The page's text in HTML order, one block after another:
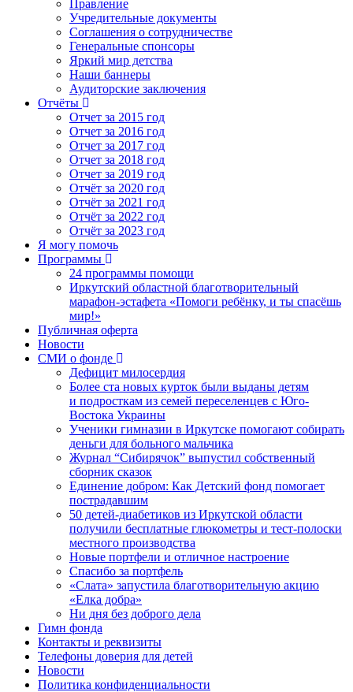
Правление
Учредительные документы
Соглашения о сотрудничестве
Генеральные спонсоры
Яркий мир детства
Наши баннеры
Аудиторские заключения
Отчёты
Отчет за 2015 год
Отчет за 2016 год
Отчет за 2017 год
Отчет за 2018 год
Отчет за 2019 год
Отчёт за 2020 год
Отчёт за 2021 год
Отчёт за 2022 год
Отчёт за 2023 год
Я могу помочь
Программы
24 программы помощи
Иркутский областной благотворительный
марафон-эстафета «Помоги ребёнку, и ты спасёшь
мир!»
Публичная оферта
Новости
СМИ о фонде
Дефицит милосердия
Более ста новых курток были выданы детям
и подросткам из семей переселенцев с Юго-
Востока Украины
Ученики гимназии в Иркутске помогают собирать
деньги для больного мальчика
Журнал “Сибирячок” выпустил собственный
сборник сказок
Единение добром: Как Детский фонд помогает
пострадавшим
50 детей-диабетиков из Иркутской области
получили бесплатные глюкометры и тест-полоски
местного производства
Новые портфели и отличное настроение
Спасибо за портфель
«Слата» запустила благотворительную акцию
«Елка добра»
Ни дня без доброго дела
Гимн фонда
Контакты и реквизиты
Телефоны доверия для детей
Новости
Политика конфиденциальности